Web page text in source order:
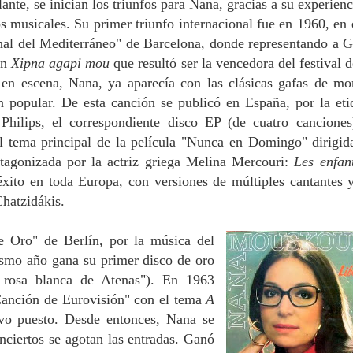
se inician los triunfos para Nana, gracias a su
musicales. Su primer triunfo internacional fue en 1960,en
del Mediterráneo" de Barcelona, donde representando a
Xipna agapi mou que resultó ser la vencedora del festival
escena, Nana, ya aparecía con las clásicas gafas de
popular. De esta canción se publicó en España, por la
el correspondiente disco EP (de cuatro
tema principal de la película "Nunca en Domingo"
por la actriz griega Melina Mercouri:Les
en toda Europa, con versiones de múltiples cantantes
Oro" de Berlín, por la música del
año gana su primer disco de oro
blanca de Atenas"). En 1963
de Eurovisión" con el temaA
puesto. Desde entonces, Nana se
se agotan las entradas. Ganó